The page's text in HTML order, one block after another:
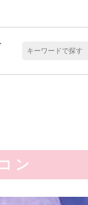
ン